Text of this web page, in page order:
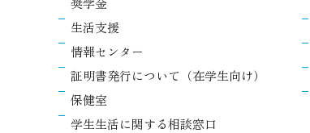
生活支援
情報センター
証明書発行について（在学生向け）
保健室
学生生活に関する相談窓口